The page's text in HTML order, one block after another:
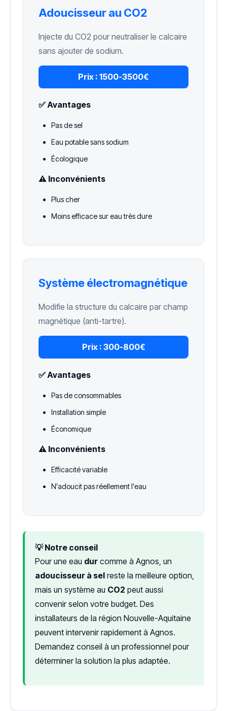
Adoucisseur au CO2
Injecte du CO2 pour neutraliser le calcaire
sans ajouter de sodium.
Prix : 1500-3500€
✅ Avantages
Pas de sel
Eau potable sans sodium
Écologique
⚠️ Inconvénients
Plus cher
Moins efficace sur eau très dure
Système électromagnétique
Modifie la structure du calcaire par champ
magnétique (anti-tartre).
Prix : 300-800€
✅ Avantages
Pas de consommables
Installation simple
Économique
⚠️ Inconvénients
Efficacité variable
N'adoucit pas réellement l'eau
💡 Notre conseil
Pour une eau dur comme à Agnos, un
adoucisseur à sel reste la meilleure option,
mais un système au CO2 peut aussi
convenir selon votre budget. Des
installateurs de la région Nouvelle-Aquitaine
peuvent intervenir rapidement à Agnos.
Demandez conseil à un professionnel pour
déterminer la solution la plus adaptée.